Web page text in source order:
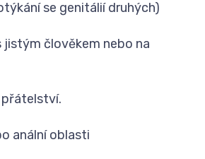
se genitálií druhých)
člověkem nebo na
anální oblasti